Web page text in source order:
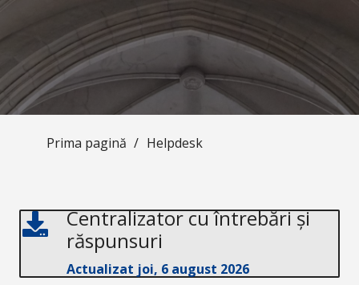
Prima pagină / Helpdesk
Centralizator cu întrebări și
răspunsuri
Actualizat joi, 6 august 2026